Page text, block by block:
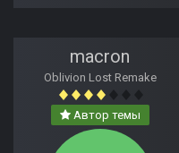
macron
Oblivion Lost Remake
Автор темы